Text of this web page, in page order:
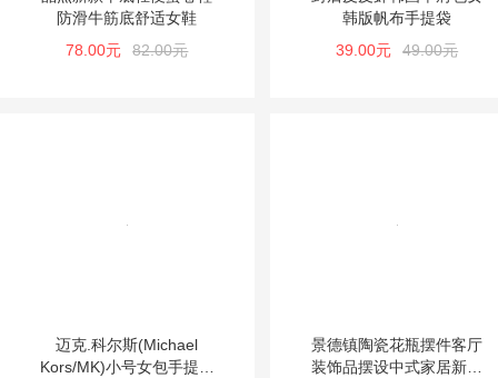
防滑牛筋底舒适女鞋
78.00元
82.00元
韩版帆布手提袋
39.00元
49.00元
迈克.科尔斯(Michael
Kors/MK)小号女包手提单
景德镇陶瓷花瓶摆件客厅
装饰品摆设中式家居新房